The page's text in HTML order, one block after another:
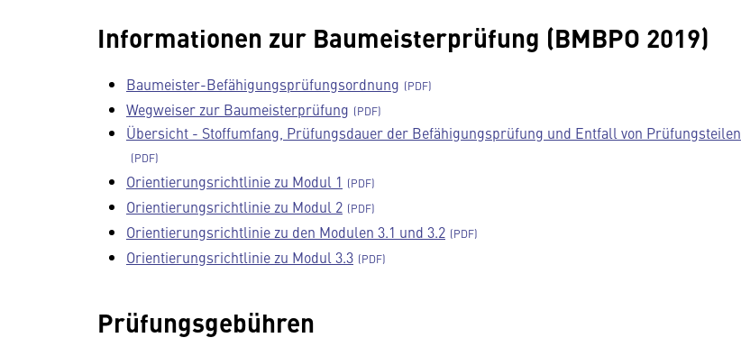
Informationen zur Baumeisterprüfung (BMBPO 2019)
Baumeister-Befähigungsprüfungsordnung
Wegweiser zur Baumeisterprüfung
Übersicht - Stoffumfang, Prüfungsdauer der Befähigungsprüfung und Entfall von Prüfungsteilen
Orientierungsrichtlinie zu Modul 1
Orientierungsrichtlinie zu Modul 2
Orientierungsrichtlinie zu den Modulen 3.1 und 3.2
Orientierungsrichtlinie zu Modul 3.3
Prüfungsgebühren